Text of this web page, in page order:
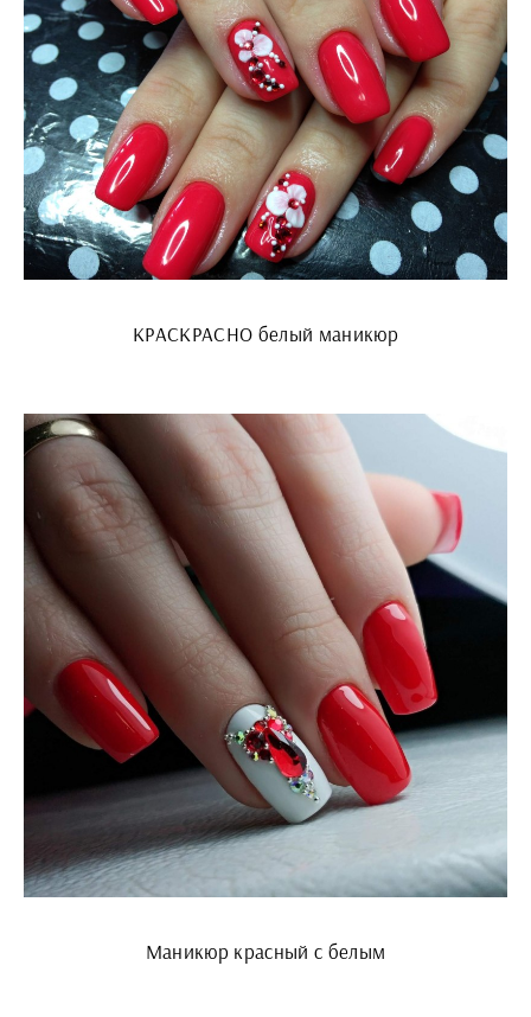
КРАСКРАСНО белый маникюр
Маникюр красный с белым